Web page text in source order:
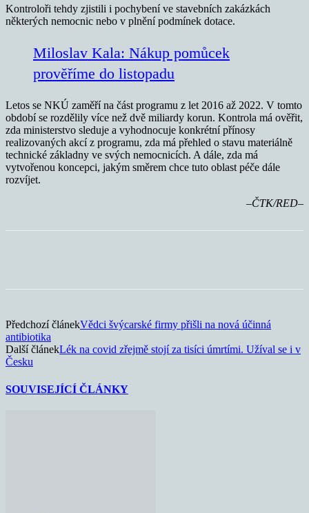
Kontroloři tehdy zjistili i pochybení ve stavebních zakázkách
některých nemocnic nebo v plnění podmínek dotace.
Miloslav Kala: Nákup pomůcek
prověříme do listopadu
Letos se NKÚ zaměří na část programu z let 2016 až 2022. V tomto
období se rozdělily více než dvě miliardy korun. Kontrola má ověřit,
zda ministerstvo sleduje a vyhodnocuje konkrétní přínosy
realizovaných akcí z programu, zda má přehled o stavu materiálně
technické základny ve svých nemocnicích. A dále, zda má
vytvořenou koncepci, jakým směrem chce tuto oblast péče dále
rozvíjet.
–ČTK/RED–
Předchozí článekVědci švýcarské firmy přišli na nová účinná
antibiotika
Další článekLék na covid zřejmě stojí za tisíci úmrtími. Užíval se i v
Česku
SOUVISEJÍCÍ ČLÁNKY